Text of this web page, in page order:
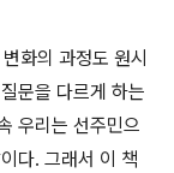
화의 과정도 원시
질문을 다르게 하는
우리는 선주민으
다. 그래서 이 책